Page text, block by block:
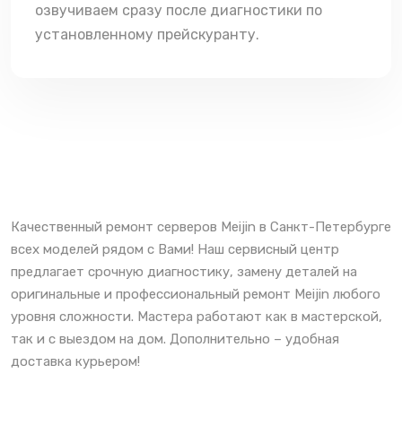
озвучиваем сразу после диагностики по
установленному прейскуранту.
Качественный ремонт серверов Meijin в Санкт-Петербурге
всех моделей рядом с Вами! Наш сервисный центр
предлагает срочную диагностику, замену деталей на
оригинальные и профессиональный ремонт Meijin любого
уровня сложности. Мастера работают как в мастерской,
так и с выездом на дом. Дополнительно – удобная
доставка курьером!